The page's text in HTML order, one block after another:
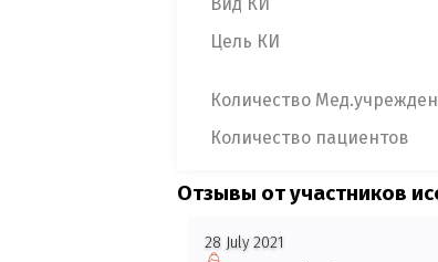
Цель КИ
Количество
Количество пациентов
Отзывы от участников
28 July 2021